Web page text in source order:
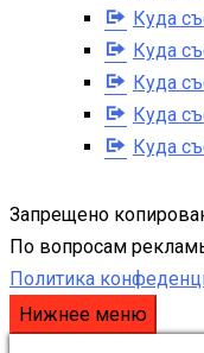
Куда
Куда
Куда
Куда
Куда
Запрещено
По вопросам
Политика
Нижнее меню